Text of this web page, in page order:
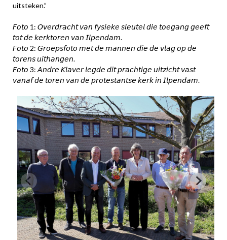
uitsteken.”
𝘍𝘰𝘵𝘰 1: 𝘖𝘷𝘦𝘳𝘥𝘳𝘢𝘤𝘩𝘵 𝘷𝘢𝘯 𝘧𝘺𝘴𝘪𝘦𝘬𝘦 𝘴𝘭𝘦𝘶𝘵𝘦𝘭 𝘥𝘪𝘦 𝘵𝘰𝘦𝘨𝘢𝘯𝘨 𝘨𝘦𝘦𝘧𝘵
𝘵𝘰𝘵 𝘥𝘦 𝘬𝘦𝘳𝘬𝘵𝘰𝘳𝘦𝘯 𝘷𝘢𝘯 𝘐𝘭𝘱𝘦𝘯𝘥𝘢𝘮.
𝘍𝘰𝘵𝘰 2: 𝘎𝘳𝘰𝘦𝘱𝘴𝘧𝘰𝘵𝘰 𝘮𝘦𝘵 𝘥𝘦 𝘮𝘢𝘯𝘯𝘦𝘯 𝘥𝘪𝘦 𝘥𝘦 𝘷𝘭𝘢𝘨 𝘰𝘱 𝘥𝘦
𝘵𝘰𝘳𝘦𝘯𝘴 𝘶𝘪𝘵𝘩𝘢𝘯𝘨𝘦𝘯.
𝘍𝘰𝘵𝘰 3: 𝘈𝘯𝘥𝘳𝘦 𝘒𝘭𝘢𝘷𝘦𝘳 𝘭𝘦𝘨𝘥𝘦 𝘥𝘪𝘵 𝘱𝘳𝘢𝘤𝘩𝘵𝘪𝘨𝘦 𝘶𝘪𝘵𝘻𝘪𝘤𝘩𝘵 𝘷𝘢𝘴𝘵
𝘷𝘢𝘯𝘢𝘧 𝘥𝘦 𝘵𝘰𝘳𝘦𝘯 𝘷𝘢𝘯 𝘥𝘦 𝘱𝘳𝘰𝘵𝘦𝘴𝘵𝘢𝘯𝘵𝘴𝘦 𝘬𝘦𝘳𝘬 𝘪𝘯 𝘐𝘭𝘱𝘦𝘯𝘥𝘢𝘮.